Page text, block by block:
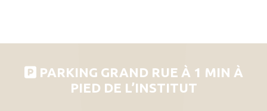
PARKING GRAND RUE À 1 MIN À
PIED DE L’INSTITUT